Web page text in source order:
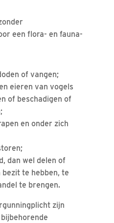
een flora- en fauna-
of vangen;
eieren van vogels
of beschadigen of
en onder zich
dan wel delen of
te hebben, te
te brengen.
zijn